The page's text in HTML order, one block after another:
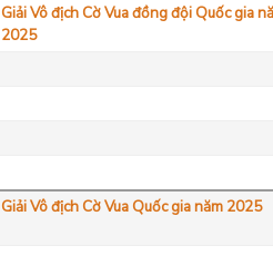
Giải Vô địch Cờ Vua đồng đội Quốc gia
2025
Giải Vô địch Cờ Vua Quốc gia năm 2025